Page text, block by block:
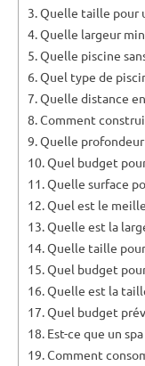
Quelle taille pour
Quelle largeur
Quelle piscine
Quel type de
Quelle distance
Comment
Quelle
Quel budget
Quelle surface
Quel est le
Quelle est la
Quelle taille
Quel budget
Quelle est la
Quel budget
Est-ce que un
Comment